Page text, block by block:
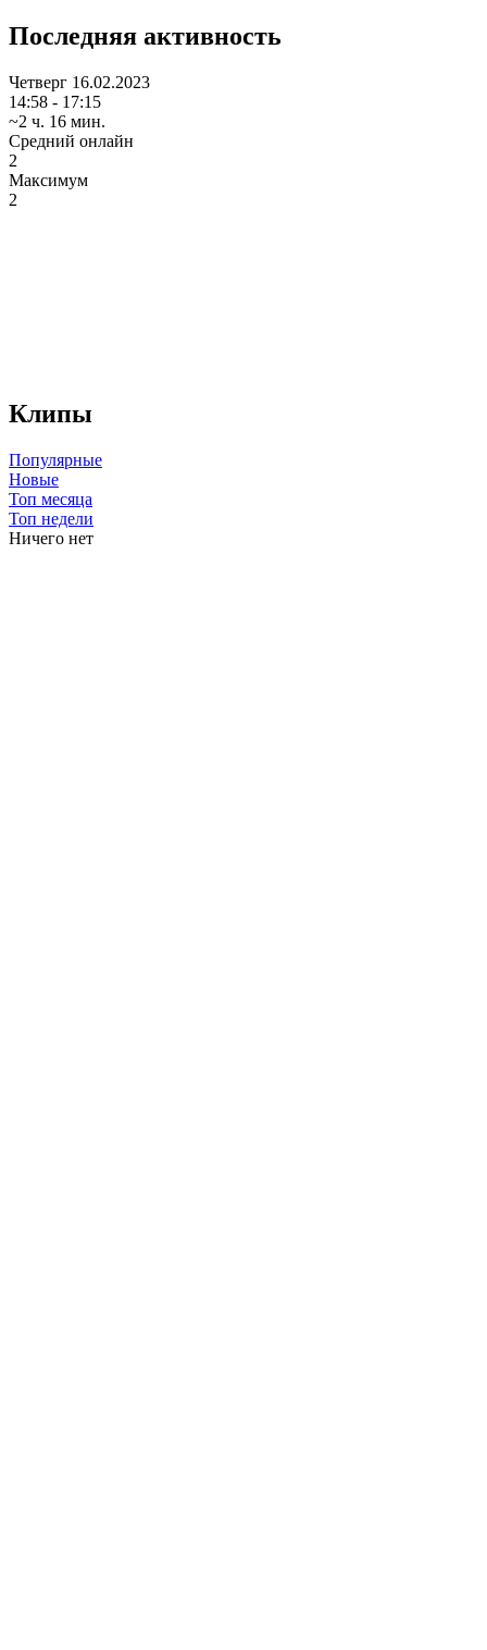
Последняя активность
Четверг 16.02.2023
14:58 - 17:15
~2 ч. 16 мин.
Средний онлайн
2
Максимум
2
Клипы
Популярные
Новые
Топ месяца
Топ недели
Ничего нет